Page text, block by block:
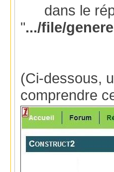
dans le
".../file/
(Ci-dessous,
comprendre